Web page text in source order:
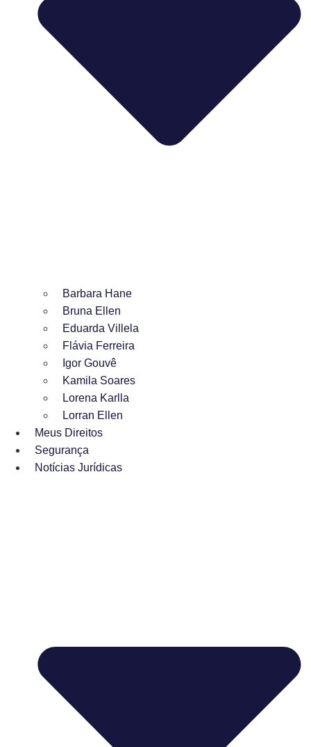
Barbara Hane
Bruna Ellen
Eduarda Villela
Flávia Ferreira
Igor Gouvê
Kamila Soares
Lorena Karlla
Lorran Ellen
Meus Direitos
Segurança
Notícias Jurídicas